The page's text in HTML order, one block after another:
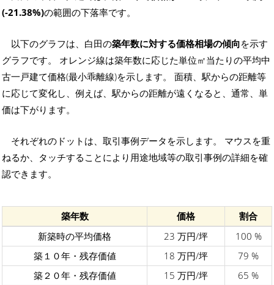
(-21.38%)の範囲の下落率です。
以下のグラフは、白田の築年数に対する価格相場の傾向を示す
グラフです。 オレンジ線は築年数に応じた単位㎡当たりの平均中
古一戸建て価格(最小乖離線)を示します。 面積、駅からの距離等
に応じて変化し、例えば、駅からの距離が遠くなると、通常、単
価は下がります。
それぞれのドットは、取引事例データを示します。 マウスを重
ねるか、タッチすることにより用途地域等の取引事例の詳細を確
認できます。
築年数 価格
割合
新築時の平均価格
23 万円/坪
100 %
築１０年・残存価値
18 万円/坪
79 %
築２０年・残存価値
15 万円/坪
65 %